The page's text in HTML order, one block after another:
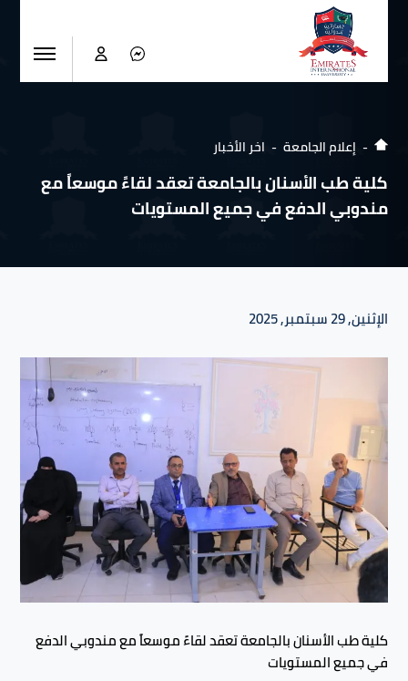
إعلام الجامعة اخر الأخبار
كلية طب الأسنان بالجامعة تعقد لقاءً موسعاً مع
مندوبي الدفع في جميع المستويات
الإثنين, 29 سبتمبر, 2025
كلية طب الأسنان بالجامعة تعقد لقاءً موسعاً مع مندوبي الدفع
في جميع المستويات